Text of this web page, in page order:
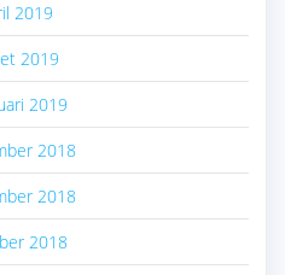
2019
2019
2019
2018
2018
2018